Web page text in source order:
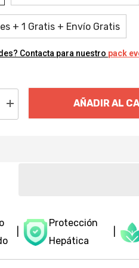
+ 1 Gratis + Envío Gratis
Contacta para nuestro pack
Increase
quantity
AÑADIR AL
Protección
Hepática